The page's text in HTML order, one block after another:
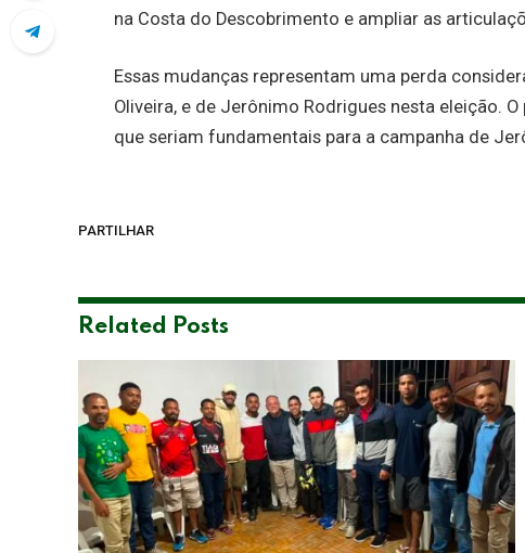
na Costa do Descobrimento e ampliar as
Essas mudanças representam uma perda
Oliveira, e de Jerônimo Rodrigues nesta eleição.
que seriam fundamentais para a campanha de
PARTILHAR
Related Posts